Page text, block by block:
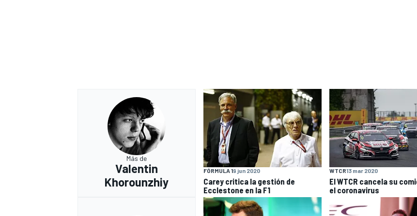
Más de
Valentin
Khorounzhiy
FÓRMULA 19 jun 2020
Carey critica la gestión de
Ecclestone en la F1
WTCR13 mar 2020
El WTCR cancela su
el coronavirus